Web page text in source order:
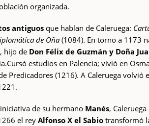
organizada.
antiguos que hablan de Caleruega:
de Oña(1084). En torno a 1173
, hijo de Don Félix de Guzmán y Doña
estudios en Palencia; vivió en
Predicadores (1216). A Caleruega volvió
de su hermano Manés,
el rey Alfonso X el Sabio transformó